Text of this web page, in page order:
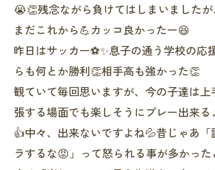
😭👏残念ながら負けてはしまいました
まだこれから💪カッコ良かったー😆
昨日はサッカー⚽️✨息子の通う学校の応
らも何とか勝利👏相手高も強かった👏
観ていて毎回思いますが、今の子達は
張する場面でも楽しそうにプレー出来
👍中々、出来ないですよね💦昔じゃあ
ラするな😡」って怒られる事が多かっ